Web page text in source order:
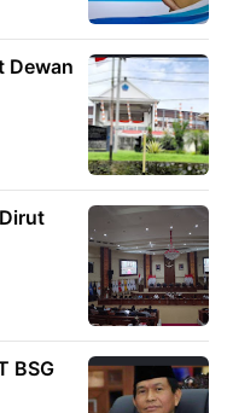
Dewan
BSG